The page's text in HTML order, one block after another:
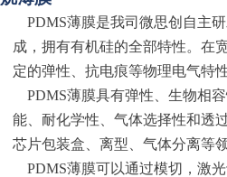
PDMS薄膜是我司 微思创 自主
成， 拥有有机硅的全部特性。在
定的弹性、 抗电痕等物理电气特性
PDMS薄膜具有弹性、生物相
能、耐化学性、气体选择性和透
芯片包装盒
离型、 气体分离等领
PDMS薄膜可以通过模切，激